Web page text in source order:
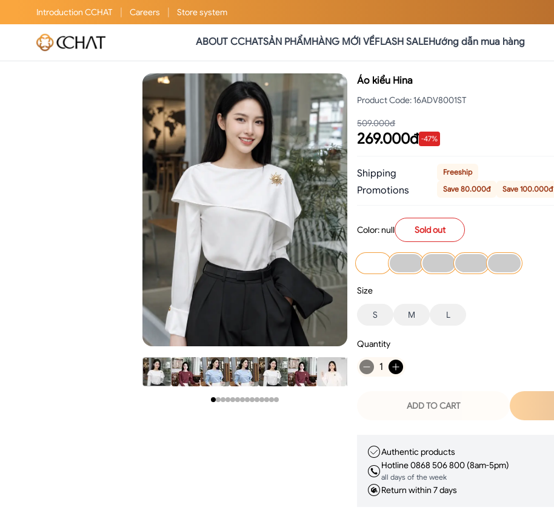
Introduction CCHAT Careers Store system
ABOUT CCHATSẢN PHẨMHÀNG MỚI VỀFLASH SALEHướng dẫn mua hàng
Áo kiểu Hina
Product Code:16ADV8001ST
509.000đ
269.000đ -47%
Shipping Freeship
Promotions Save 80.000đ Save 100.000đ
Color: null Sold out
Size
S M L
Quantity
1
ADD TO CART
Authentic products
Hotline 0868 506 800 (8am-5pm)
all days of the week
Return within 7 days